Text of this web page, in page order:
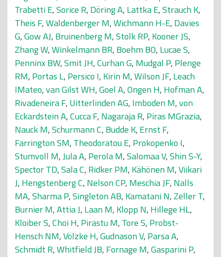
Trabetti E,Sorice R, Döring A, Lattka E,Strauch K,
Theis F,Waldenberger M,Wichmann H-E, Davies
G,Gow AJ, Bruinenberg M,Stolk RP, Kooner JS,
Zhang W,Winkelmann BR, Boehm BO, Lucae S,
Penninx BW,Smit JH,Curhan G, Mudgal P, Plenge
RM, Portas L, Persico I, Kirin M,Wilson JF, Leach
IMateo,van Gilst WH,Goel A,Ongen H, Hofman A,
Rivadeneira F, Uitterlinden AG, Imboden M,von
Eckardstein A,Cucca F, Nagaraja R, Piras MGrazia,
Nauck M,Schurmann C, Budde K, Ernst F,
Farrington SM, Theodoratou E, Prokopenko I,
Stumvoll M,Jula A, Perola M,Salomaa V,Shin S-Y,
Spector TD,Sala C, Ridker PM, Kähönen M,Viikari
J, Hengstenberg C, Nelson CP, Meschia JF, Nalls
MA,Sharma P,Singleton AB, Kamatani N,Zeller T,
Burnier M,Attia J, Laan M, Klopp N, Hillege HL,
Kloiber S,Choi H, Pirastu M, Tore S, Probst-
Hensch NM,Völzke H,Gudnason V, Parsa A,
Schmidt R,Whitfield JB, Fornage M,Gasparini P,